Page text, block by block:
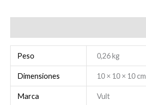
Peso 0,26 kg
Dimensiones 10 × 10 × 10 cm
Marca Vult